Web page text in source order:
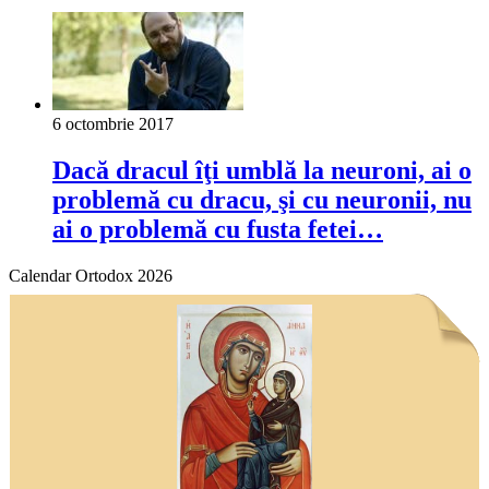
6 octombrie 2017
Dacă dracul îţi umblă la neuroni, ai o
problemă cu dracu, şi cu neuronii, nu
ai o problemă cu fusta fetei…
Calendar Ortodox 2026